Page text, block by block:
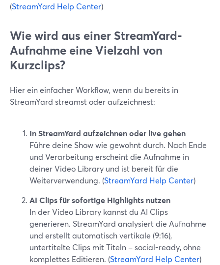
(StreamYard Help Center)
Wie wird aus einer StreamYard-
Aufnahme eine Vielzahl von
Kurzclips?
Hier ein einfacher Workflow, wenn du bereits in
StreamYard streamst oder aufzeichnest:
In StreamYard aufzeichnen oder live gehen
Führe deine Show wie gewohnt durch. Nach Ende
und Verarbeitung erscheint die Aufnahme in
deiner Video Library und ist bereit für die
Weiterverwendung. (StreamYard Help Center)
AI Clips für sofortige Highlights nutzen
In der Video Library kannst du AI Clips
generieren. StreamYard analysiert die Aufnahme
und erstellt automatisch vertikale (9:16),
untertitelte Clips mit Titeln – social-ready, ohne
komplettes Editieren. (StreamYard Help Center)